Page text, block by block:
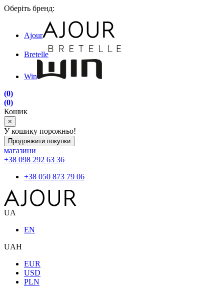
Оберіть бренд:
Ajour
Bretelle
Win
(0)
(0)
Кошик
×
У кошику порожньо!
Продовжити покупки
магазини
+38 098 292 63 36
+38 050 873 79 06
UA
EN
UAH
EUR
USD
PLN